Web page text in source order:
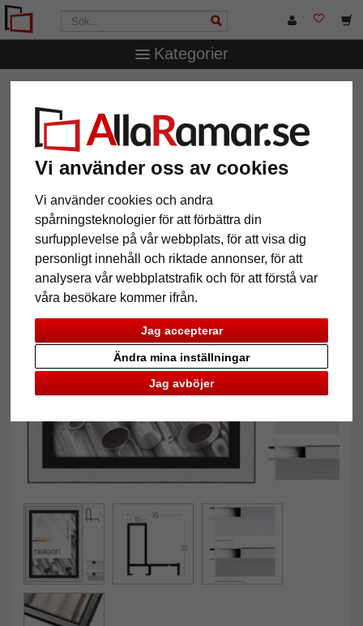
Vi använder oss av cookies
Vi använder cookies och andra
spårningsteknologier för att förbättra din
surfupplevelse på vår webbplats, för att visa dig
personligt innehåll och riktade annonser, för att
analysera vår webbplatstrafik och för att förstå var
våra besökare kommer ifrån.
Jag accepterar
Jag avböjer
Ändra mina inställningar
Kategorier
profil 28
Skuggfogsram profil 28
Tillbaka